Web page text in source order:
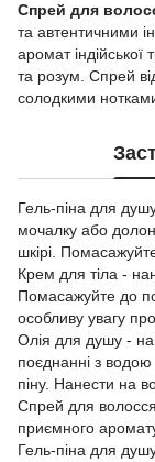
Спрей для
та автентичними
аромат індійської
та розум. Спрей
солодкими
Гель-піна для
мочалку або
шкірі.
Крем для тіла -
Помасажуйте до
особливу увагу
Олія для душу -
поєднанні з
піну. Нанести на
Спрей для волосся
приємного
Гель-піна для